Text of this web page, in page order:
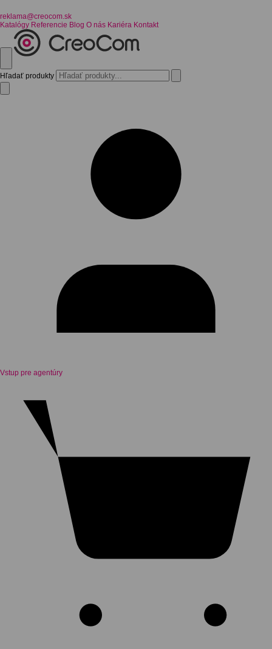
reklama@creocom.sk
Katalógy Referencie Blog O nás Kariéra Kontakt
Hľadať produkty
Vstup pre agentúry